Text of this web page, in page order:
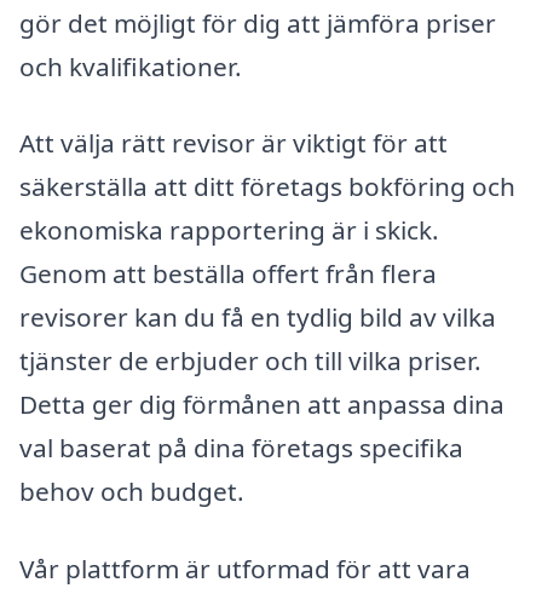
gör det möjligt för dig att jämföra priser
och kvalifikationer.
Att välja rätt revisor är viktigt för att
säkerställa att ditt företags bokföring och
ekonomiska rapportering är i skick.
Genom att beställa offert från flera
revisorer kan du få en tydlig bild av vilka
tjänster de erbjuder och till vilka priser.
Detta ger dig förmånen att anpassa dina
val baserat på dina företags specifika
behov och budget.
Vår plattform är utformad för att vara